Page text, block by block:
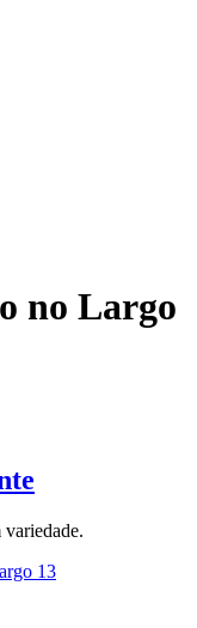
no Largo
13